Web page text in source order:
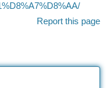
Report this page